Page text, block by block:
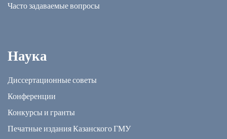
Часто задаваемые вопросы
Наука
Диссертационные советы
Конференции
Конкурсы и гранты
Печатные издания Казанского ГМУ